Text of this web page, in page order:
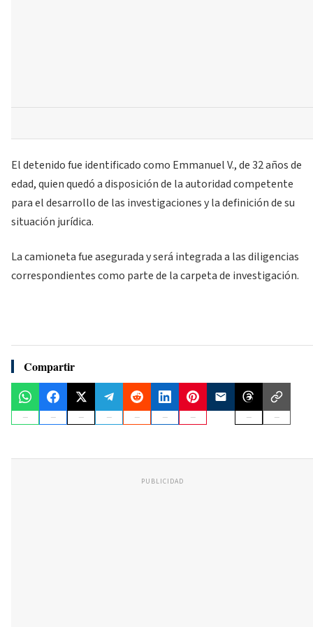
El detenido fue identificado como Emmanuel V., de 32 años de
edad, quien quedó a disposición de la autoridad competente
para el desarrollo de las investigaciones y la definición de su
situación jurídica.
La camioneta fue asegurada y será integrada a las diligencias
correspondientes como parte de la carpeta de investigación.
Compartir
PUBLICIDAD